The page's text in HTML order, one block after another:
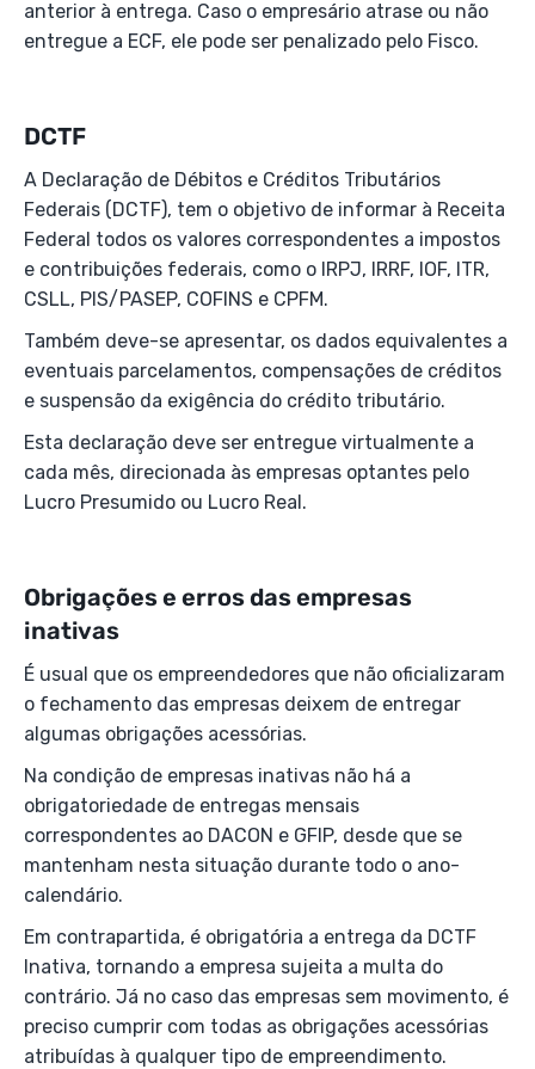
anterior à entrega. Caso o empresário atrase ou não
entregue a ECF, ele pode ser penalizado pelo Fisco.
DCTF
A Declaração de Débitos e Créditos Tributários
Federais (DCTF), tem o objetivo de informar à Receita
Federal todos os valores correspondentes a impostos
e contribuições federais, como o IRPJ, IRRF, IOF, ITR,
CSLL, PIS/PASEP, COFINS e CPFM.
Também deve-se apresentar, os dados equivalentes a
eventuais parcelamentos, compensações de créditos
e suspensão da exigência do crédito tributário.
Esta declaração deve ser entregue virtualmente a
cada mês, direcionada às empresas optantes pelo
Lucro Presumido ou Lucro Real.
Obrigações e erros das empresas
inativas
É usual que os empreendedores que não oficializaram
o fechamento das empresas deixem de entregar
algumas obrigações acessórias.
Na condição de empresas inativas não há a
obrigatoriedade de entregas mensais
correspondentes ao DACON e GFIP, desde que se
mantenham nesta situação durante todo o ano-
calendário.
Em contrapartida, é obrigatória a entrega da DCTF
Inativa, tornando a empresa sujeita a multa do
contrário. Já no caso das empresas sem movimento, é
preciso cumprir com todas as obrigações acessórias
atribuídas à qualquer tipo de empreendimento.